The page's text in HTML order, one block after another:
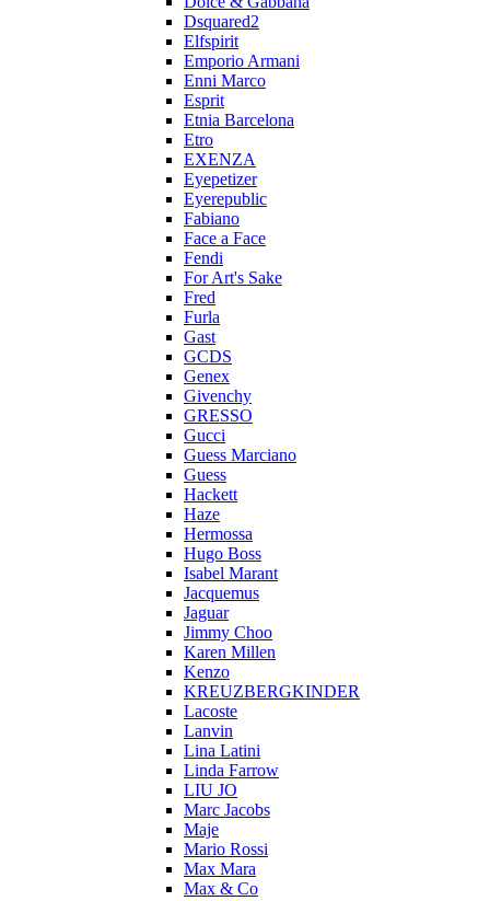
Dsquared2
Elfspirit
Emporio Armani
Enni Marco
Esprit
Etnia Barcelona
Etro
EXENZA
Eyepetizer
Eyerepublic
Fabiano
Face a Face
Fendi
For Art's Sake
Fred
Furla
Gast
GCDS
Genex
Givenchy
GRESSO
Gucci
Guess Marciano
Guess
Hackett
Haze
Hermossa
Hugo Boss
Isabel Marant
Jacquemus
Jaguar
Jimmy Choo
Karen Millen
Kenzo
KREUZBERGKINDER
Lacoste
Lanvin
Lina Latini
Linda Farrow
LIU JO
Marc Jacobs
Maje
Mario Rossi
Max Mara
Max & Co